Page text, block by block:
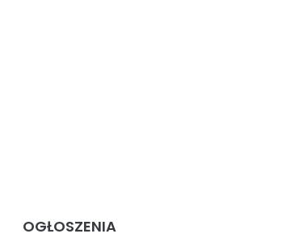
OGŁOSZENIA